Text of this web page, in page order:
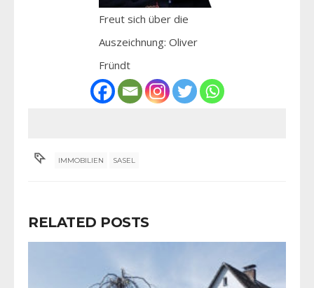
Freut sich über die
Auszeichnung: Oliver
Fründt
IMMOBILIEN SASEL
RELATED POSTS